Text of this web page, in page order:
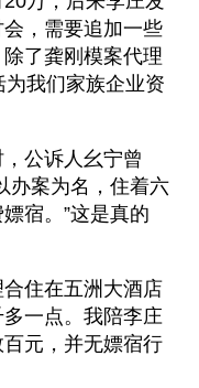
，需要追加一些
了龚刚模案代理
我们家族企业资
公诉人幺宁曾
办案为名，住着六
宿。”这是真的
住在五洲大酒店
一点。我陪李庄
元，并无嫖宿行